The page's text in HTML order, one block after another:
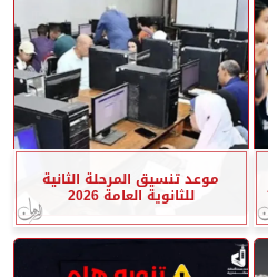
موعد تنسيق المرحلة الثانية
للثانوية العامة 2026